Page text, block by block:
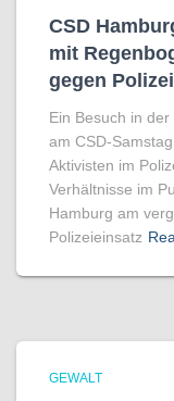
CSD
mit
gegen
Ein Besuch in
am CSD-
Aktivisten im
Verhältnisse im
Hamburg am
Polizeieinsatz
GEWALT